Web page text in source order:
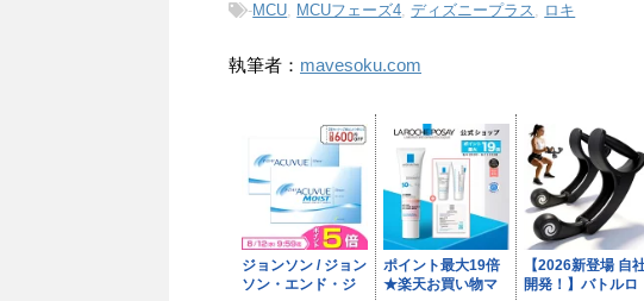
-MCU MCUフェーズ4 ,ディズニープラス ロキ
執筆者： mavesoku.com